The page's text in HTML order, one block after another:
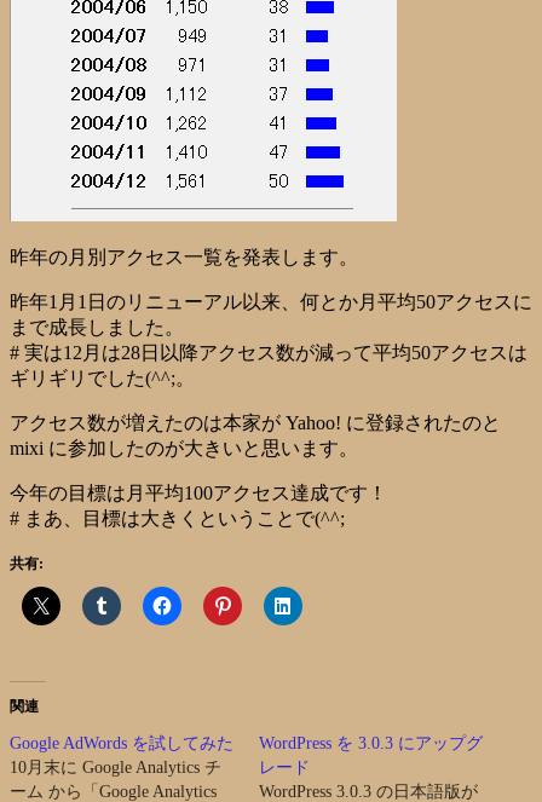
昨年の月別アクセス一覧を発表します。
昨年1月1日のリニューアル以来、何とか月平均50アクセスに
まで成長しました。
# 実は12月は28日以降アクセス数が減って平均50アクセスは
ギリギリでした(^^;。
アクセス数が増えたのは本家が Yahoo! に登録されたのと
mixi に参加したのが大きいと思います。
今年の目標は月平均100アクセス達成です！
# まあ、目標は大きくということで(^^;
共有:
関連
Google AdWords を試してみた
10月末に Google Analytics チ
ーム から「Google Analytics
WordPress を 3.0.3 にアップグ
レード
WordPress 3.0.3 の日本語版が